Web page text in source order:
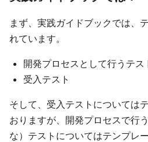
まず、実践ガイドブックでは、
れています。
開発プロセスとして行うテス
受入テスト
そして、受入テストについては
おりますが、開発プロセスで行
な）テストについてはテンプレ